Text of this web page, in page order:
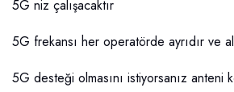
5G niz çalışacaktır
5G frekansı her operatörde ayrıdır ve
5G desteği olmasını istiyorsanız anteni